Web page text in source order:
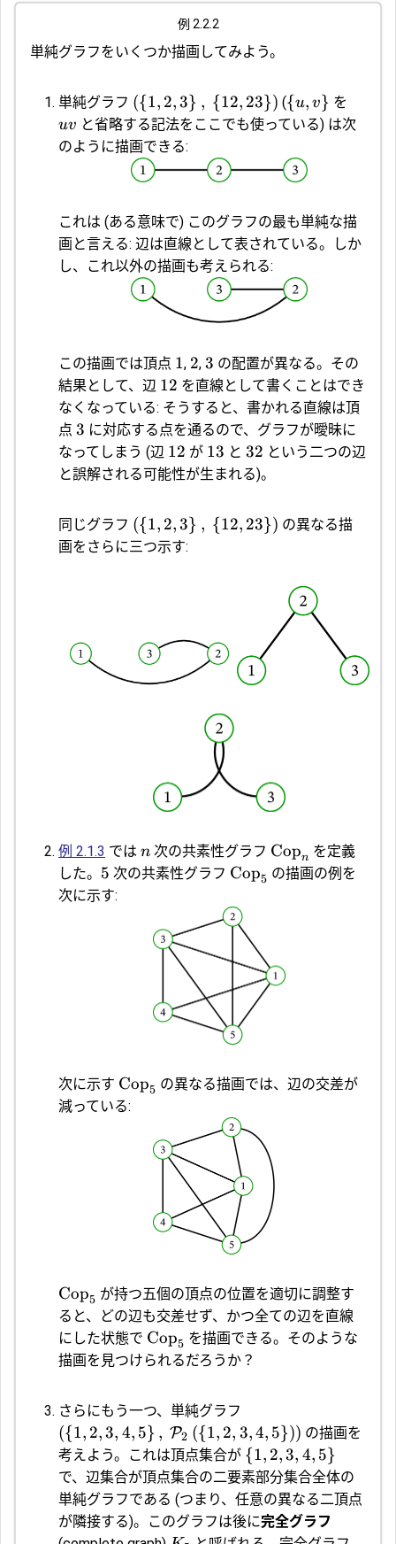
例 2.2.2
単純グラフをいくつか描画してみよう。
単純グラフ ({1, 2, 3} , {12, 23}) ({u, v} を
uv と省略する記法をここでも使っている) は次
のように描画できる:
これは (ある意味で) このグラフの最も単純な描
画と言える: 辺は直線として表されている。しか
し、これ以外の描画も考えられる:
この描画では頂点 1, 2, 3 の配置が異なる。その
結果として、辺 12 を直線として書くことはでき
なくなっている: そうすると、書かれる直線は頂
点 3 に対応する点を通るので、グラフが曖昧に
なってしまう (辺 12 が 13 と 32 という二つの辺
と誤解される可能性が生まれる)。
同じグラフ ({1, 2, 3} , {12, 23}) の異なる描
画をさらに三つ示す:
例 2.1.3 では n 次の共素性グラフ Copn を定義
した。 5 次の共素性グラフ Cop5 の描画の例を
次に示す:
次に示す Cop5 の異なる描画では、辺の交差が
減っている:
Cop5 が持つ五個の頂点の位置を適切に調整す
ると、どの辺も交差せず、かつ全ての辺を直線
にした状態で Cop5 を描画できる。そのような
描画を見つけられるだろうか？
さらにもう一つ、単純グラフ
({1, 2, 3, 4, 5} , P2 ({1, 2, 3,4, 5})) の描画を
考えよう。これは頂点集合が {1, 2, 3, 4, 5}
で、辺集合が頂点集合の二要素部分集合全体の
単純グラフである (つまり、任意の異なる二頂点
が隣接する)。このグラフは後に完全グラフ